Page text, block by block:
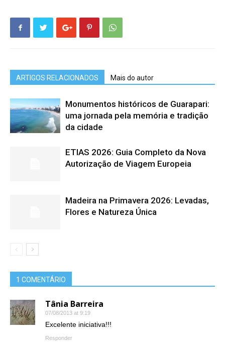
ARTIGOS RELACIONADOS Mais do autor
Monumentos históricos de Guarapari:
uma jornada pela memória e tradição
da cidade
ETIAS 2026: Guia Completo da Nova
Autorização de Viagem Europeia
Madeira na Primavera 2026: Levadas,
Flores e Natureza Única
1 COMENTÁRIO
Tânia Barreira
07/08/2013 at 9:19
Excelente iniciativa!!!
Responder